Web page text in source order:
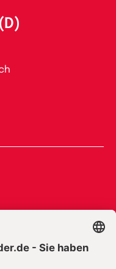
Books
Datenschutz